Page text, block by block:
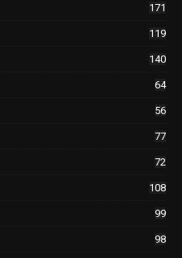
171
119
140
64
56
77
72
108
99
98